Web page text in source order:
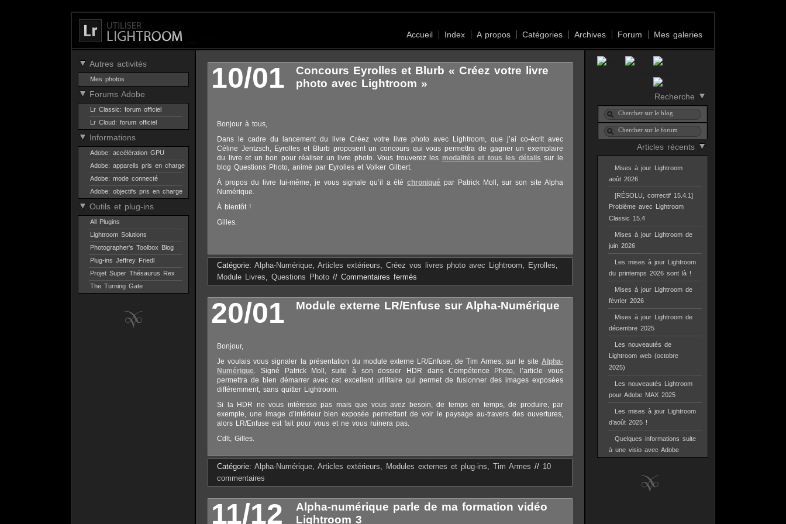
Accueil Index A propos Catégories Archives Forum Mes galeries
Autres activités
Mes photos
Forums Adobe
Lr Classic: forum officiel
Lr Cloud: forum officiel
Informations
Adobe: accélération GPU
Adobe: appareils pris en charge
Adobe: mode connecté
Adobe: objectifs pris en charge
Outils et plug-ins
All Plugins
Lightroom Solutions
Photographer's Toolbox Blog
Plug-ins Jeffrey Friedl
Projet Super Thésaurus Rex
The Turning Gate
Recherche
Articles récents
Mises à jour Lightroom
août 2026
[RÉSOLU, correctif 15.4.1]
Problème avec Lightroom
Classic 15.4
Mises à jour Lightroom de
juin 2026
Les mises à jour Lightroom
du printemps 2026 sont là !
Mises à jour Lightroom de
février 2026
Mises à jour Lightroom de
décembre 2025
Les nouveautés de
Lightroom web (octobre
2025)
Les nouveautés Lightroom
pour Adobe MAX 2025
Les mises à jour Lightroom
d’août 2025 !
Quelques informations suite
à une visio avec Adobe
10/01
Concours Eyrolles et Blurb « Créez votre livre
photo avec Lightroom »
Bonjour à tous,
Dans le cadre du lancement du livre Créez votre livre photo avec Lightroom, que j’ai co-écrit avec
Céline Jentzsch, Eyrolles et Blurb proposent un concours qui vous permettra de gagner un exemplaire
du livre et un bon pour réaliser un livre photo. Vous trouverez les modalités et tous les détails sur le
blog Questions Photo, animé par Eyrolles et Volker Gilbert.
À propos du livre lui-même, je vous signale qu’il a étéchroniqué par Patrick Moll, sur son site Alpha
Numérique.
À bientôt !
Gilles.
Catégorie: Alpha-Numérique, Articles extérieurs, Créez vos livres photo avec Lightroom, Eyrolles,
Module Livres, Questions Photo // Commentaires fermés
20/01 Module externe LR/Enfuse sur Alpha-Numérique
Bonjour,
Je voulais vous signaler la présentation du module externe LR/Enfuse, de Tim Armes, sur le site Alpha-
Numérique. Signé Patrick Moll, suite à son dossier HDR dans Compétence Photo, l’article vous
permettra de bien démarrer avec cet excellent utilitaire qui permet de fusionner des images exposées
différemment, sans quitter Lightroom.
Si la HDR ne vous intéresse pas mais que vous avez besoin, de temps en temps, de produire, par
exemple, une image d’intérieur bien exposée permettant de voir le paysage au-travers des ouvertures,
alors LR/Enfuse est fait pour vous et ne vous ruinera pas.
Cdlt, Gilles.
Catégorie: Alpha-Numérique, Articles extérieurs, Modules externes et plug-ins, Tim Armes // 10
commentaires
11/12
Alpha-numérique parle de ma formation vidéo
Lightroom 3